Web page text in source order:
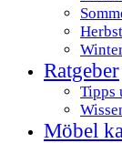
Ratgeber
Tipps
Möbel